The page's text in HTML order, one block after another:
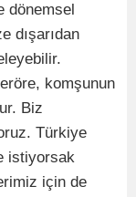
dönemsel
dışarıdan
komşunun
Biz
Türkiye
istiyorsak
için de